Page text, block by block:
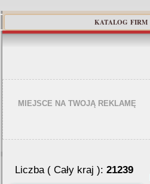
KATALOG FIRM
MIEJSCE NA TWOJĄ REKLAMĘ
Liczba ( Cały kraj ): 21239